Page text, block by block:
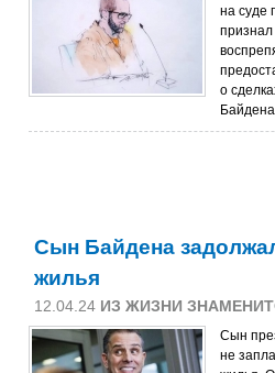
на суде
признал
о
Сын Байдена
жилья
12.04.24 ИЗ ЖИЗНИ
Сын
не